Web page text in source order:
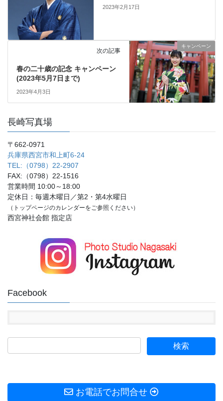
2023年2月17日
キャンペーン
次の記事
春の二十歳の記念 キャンペーン
(2023年5月7日まで)
2023年4月3日
長崎写真場
〒662-0971
兵庫県西宮市和上町6-24
TEL:（0798）22-2907
FAX:（0798）22-1516
営業時間 10:00～18:00
定休日：毎週木曜日／第2・第4水曜日
（トップページのカレンダーをご参照ください）
西宮神社会館 指定店
Facebook
お電話でお問合せ